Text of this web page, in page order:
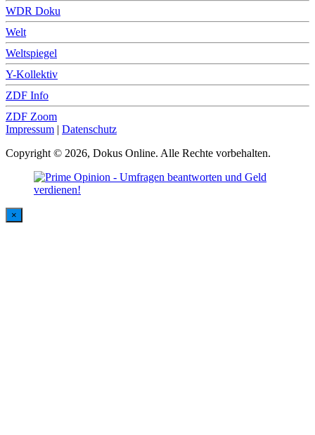
WDR Doku
Welt
Weltspiegel
Y-Kollektiv
ZDF Info
ZDF Zoom
Impressum | Datenschutz
Copyright © 2026, Dokus Online. Alle Rechte vorbehalten.
×